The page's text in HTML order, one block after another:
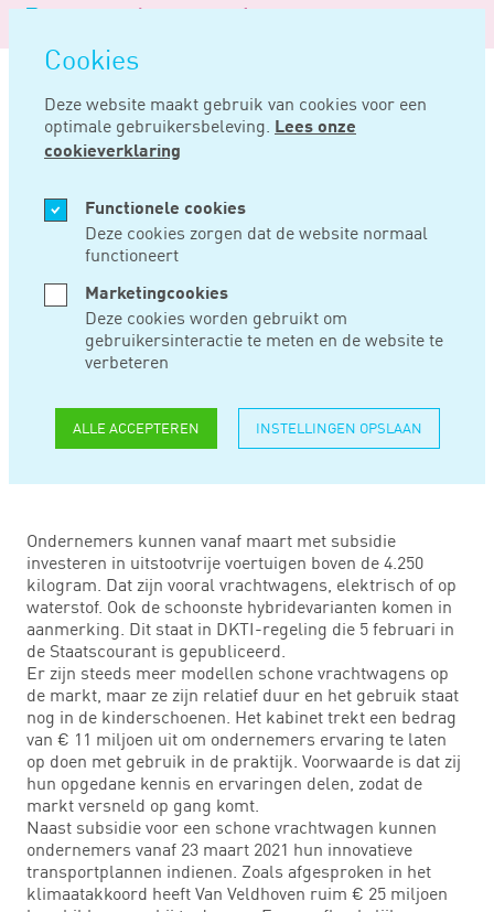
overslaan
Cookies
Deze website maakt gebruik van cookies voor een
optimale gebruikersbeleving. Lees onze
cookieverklaring
Functionele cookies
Deze cookies zorgen dat de website normaal
functioneert
Marketingcookies
Deze cookies worden gebruikt om
gebruikersinteractie te meten en de website te
verbeteren
ALLE ACCEPTEREN INSTELLINGEN OPSLAAN
Logo
Noord
Negentig
Home Nieuws
FEB 09, 2021
NIEUWE
SUBSIDIEREGELING
VOOR
VRACHTAUTO’S EN
INNOVATIES
Ondernemers kunnen vanaf maart met subsidie
investeren in uitstootvrije voertuigen boven de 4.250
kilogram. Dat zijn vooral vrachtwagens, elektrisch of op
waterstof. Ook de schoonste hybridevarianten komen in
aanmerking. Dit staat in DKTI-regeling die 5 februari in
de Staatscourant is gepubliceerd.
Er zijn steeds meer modellen schone vrachtwagens op
de markt, maar ze zijn relatief duur en het gebruik staat
nog in de kinderschoenen. Het kabinet trekt een bedrag
van € 11 miljoen uit om ondernemers ervaring te laten
op doen met gebruik in de praktijk. Voorwaarde is dat zij
hun opgedane kennis en ervaringen delen, zodat de
markt versneld op gang komt.
Naast subsidie voor een schone vrachtwagen kunnen
ondernemers vanaf 23 maart 2021 hun innovatieve
transportplannen indienen. Zoals afgesproken in het
klimaatakkoord heeft Van Veldhoven ruim € 25 miljoen